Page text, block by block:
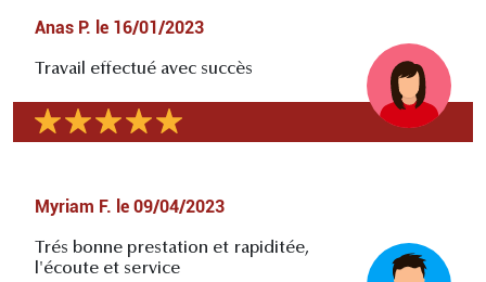
Anas P. le 16/01/2023
Travail effectué avec succès
Myriam F. le 09/04/2023
Trés bonne prestation et rapiditée,
l'écoute et service